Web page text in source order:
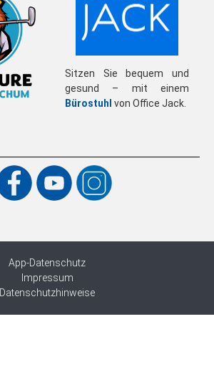
Sitzen Sie bequem und
gesund – mit einem
Bürostuhl von Office Jack.
App-Datenschutz
Impressum
Datenschutzhinweise